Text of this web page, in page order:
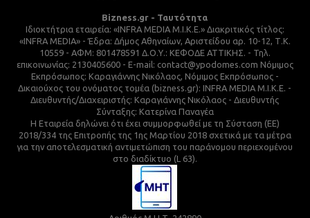
Bizness.gr - Ταυτότητα
Ιδιοκτήτρια εταιρεία: «INFRA MEDIA M.I.K.E.» Διακριτικός τίτλος:
«INFRA MEDIA» - Έδρα: Δήμος Αθηναίων, Αριστείδου αρ. 10-12, Τ.Κ.
10559 - ΑΦΜ: 801478591 Δ.Ο.Υ.: ΚΕΦΟΔΕ ΑΤΤΙΚΗΣ. - Τηλ.
επικοινωνίας: 2130405600 - E-mail: contact@ypodomes.com Νόμιμος
Εκπρόσωπος: Καραγιάννης Νικόλαος, Νόμιμος Εκπρόσωπος -
Δικαιούχος του ονόματος τομέα (bizness.gr): INFRA MEDIA M.I.K.E. -
Διευθυντής/Διαχειριστής: Καραγιάννης Νικόλαος - Διευθυντής
Σύνταξης: Κατερίνα Παναγέα
Η Εταιρεία δηλώνει ότι έχει συμμορφωθεί με τη Σύσταση (ΕΕ)
2018/334 της Επιτροπής της 1ης Μαρτίου 2018 σχετικά με τα μέτρα
για την αποτελεσματική αντιμετώπιση του παράνομου περιεχομένου
στο διαδίκτυο (L 63).